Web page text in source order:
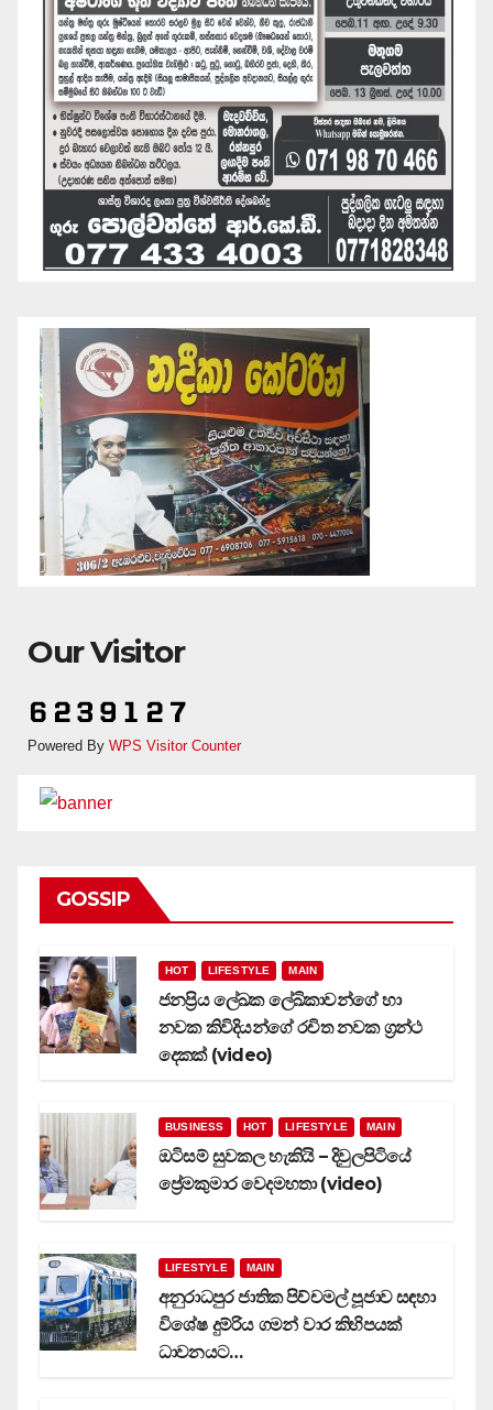
Our Visitor
Powered By WPS Visitor Counter
GOSSIP
HOT LIFESTYLE MAIN
ජනප්‍රිය ලේඛක ලේඛිකාවන්ගේ හා
නවක කිවිදියන්ගේ රචිත නවක ග්‍රන්ථ
දෙකක් (video)
BUSINESS HOT LIFESTYLE MAIN
ඔටිසම් සුවකල හැකියි – දිවුලපිටියේ
ප්‍රේමකුමාර වෙදමහතා (video)
LIFESTYLE MAIN
අනුරාධපුර ජාතික පිච්චමල් පූජාව සඳහා
විශේෂ දුම්රිය ගමන් වාර කිහිපයක්
ධාවනයට…